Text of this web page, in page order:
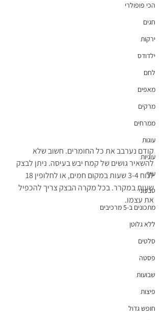
הכי פופולרי
חגים
ירקות
ילדודס
לחם
מאפים
מרקים
ממרחים
עוגות
עוגיות
עוף
טבעוני
מתכונים ב-5 מרכיבים
ללא גלוטן
סלטים
פסטה
שבועות
פיצות
חופש גדול
קודם נערבב את כל החומרים. חשוב שלא
להשאיר גושים של קמח יבש בעיסה. ניתן לבצק
שעות במקרר. בכל מקרה הבצק צריך להכפיל
את עצמו.